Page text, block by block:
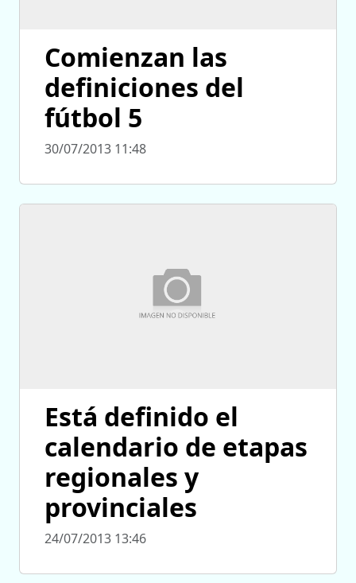
Comienzan las
definiciones del
fútbol 5
30/07/2013 11:48
Está definido el
calendario de etapas
regionales y
provinciales
24/07/2013 13:46